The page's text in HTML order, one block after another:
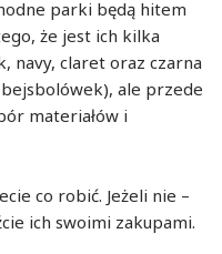
parki będą hitem
że jest ich kilka
navy, claret oraz czarna
ale przede
materiałów i
co robić. Jeżeli nie –
ich swoimi zakupami.